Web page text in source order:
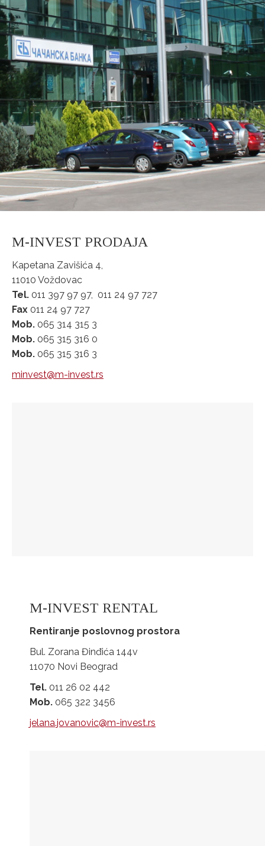
M-INVEST PRODAJA
Kapetana Zavišića 4,
11010 Voždovac
Tel. 011 397 97 97, 011 24 97 727
Fax 011 24 97 727
Mob. 065 314 315 3
Mob. 065 315 316 0
Mob. 065 315 316 3
minvest@m-invest.rs
M-INVEST RENTAL
Rentiranje poslovnog prostora
Bul. Zorana Đinđića 144v
11070 Novi Beograd
Tel. 011 26 02 442
Mob. 065 322 3456
jelana.jovanovic@m-invest.rs